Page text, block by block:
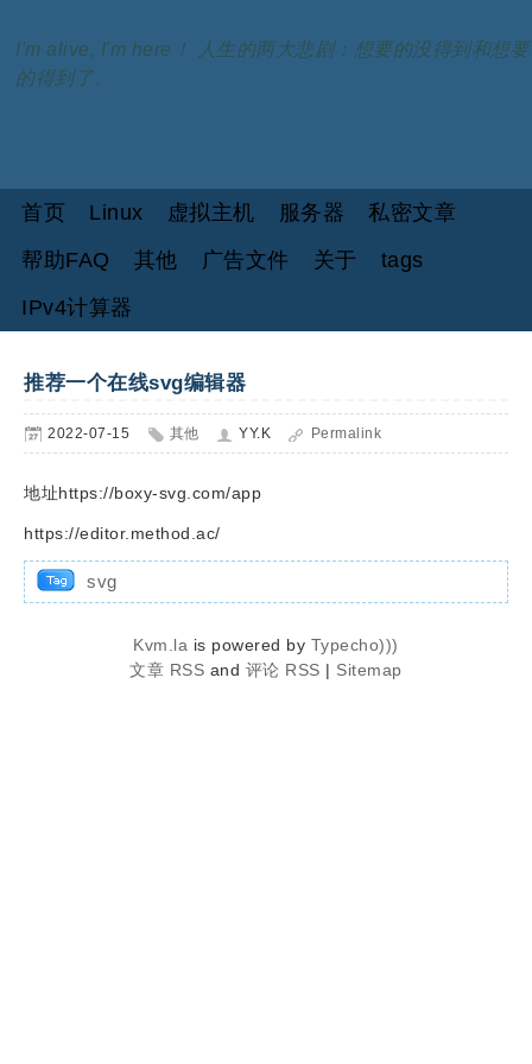
I'm alive, I'm here！ 人生的两大悲剧：想要的没得到和想要
的得到了。
首页 Linux 虚拟主机 服务器
私密文章
帮助FAQ
其他 广告文件 关于
tags
IPv4计算器
推荐一个在线svg编辑器
2022-07-15 其他 YY.K Permalink
地址https://boxy-svg.com/app
https://editor.method.ac/
svg
Kvm.la is powered by Typecho)))
文章 RSS and 评论 RSS | Sitemap